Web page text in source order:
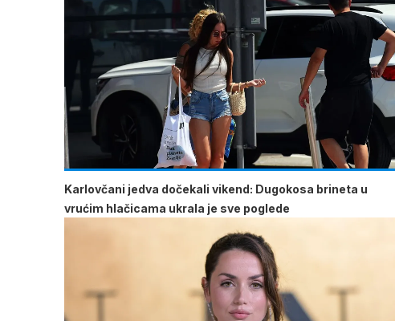
Karlovčani jedva dočekali vikend: Dugokosa brineta u
vrućim hlačicama ukrala je sve poglede